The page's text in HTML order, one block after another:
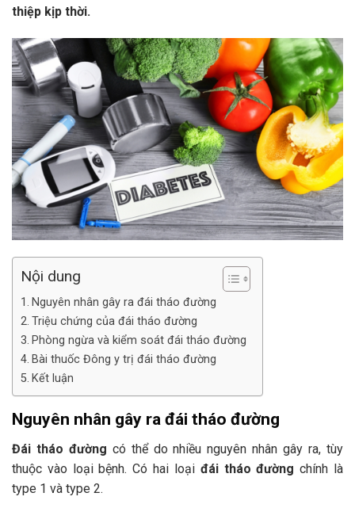
thiệp kịp thời.
Nội dung
Nguyên nhân gây ra đái tháo đường
Triệu chứng của đái tháo đường
Phòng ngừa và kiểm soát đái tháo đường
Bài thuốc Đông y trị đái tháo đường
Kết luận
Nguyên nhân gây ra đái tháo đường
Đái tháo đường có thể do nhiều nguyên nhân gây ra, tùy
thuộc vào loại bệnh. Có hai loại đái tháo đường chính là
type 1 và type 2.